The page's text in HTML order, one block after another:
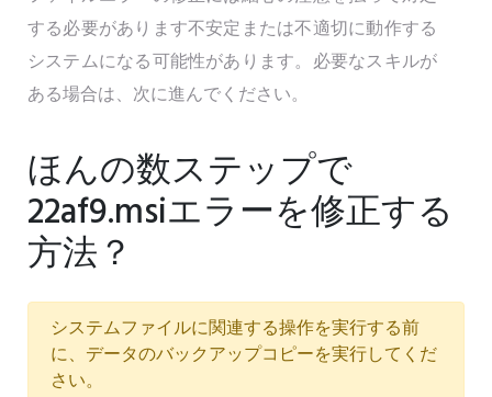
する必要があります不安定または不適切に動作する
システムになる可能性があります。必要なスキルが
ある場合は、次に進んでください。
ほんの数ステップで
22af9.msiエラーを修正する
方法？
システムファイルに関連する操作を実行する前
に、データのバックアップコピーを実行してくだ
さい。